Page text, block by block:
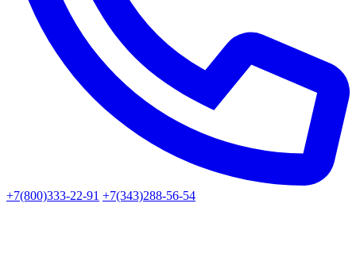
+7(800)333-22-91 +7(343)288-56-54